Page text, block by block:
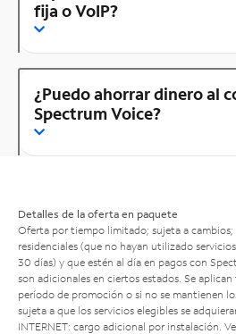
fija o VoIP?
¿Puedo ahorrar dinero al
Spectrum Voice?
Detalles de la oferta en paquete
Oferta por tiempo limitado; sujeta a cambios;
residenciales (que no hayan utilizado
30 días) y que estén al día en pagos con
son adicionales en ciertos estados. Se
período de promoción o si no se mantienen
sujeta a que los servicios elegibles se
INTERNET: cargo adicional por instalación.